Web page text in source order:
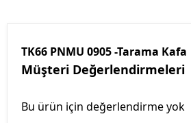
TK66 PNMU 0905 -Tarama Kafa
Müşteri Değerlendirmeleri
Bu ürün için değerlendirme yok